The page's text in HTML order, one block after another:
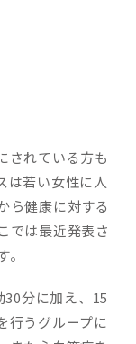
されている方も
は若い女性に人
ら健康に対する
では最近発表さ
分に加え、15
行うグループに